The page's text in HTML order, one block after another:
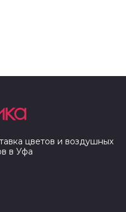
цветов и воздушных
в Уфа